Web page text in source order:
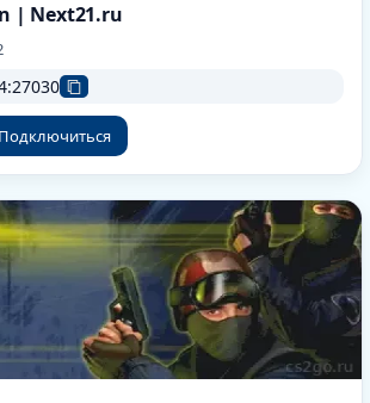
| Next21.ru
Подключиться